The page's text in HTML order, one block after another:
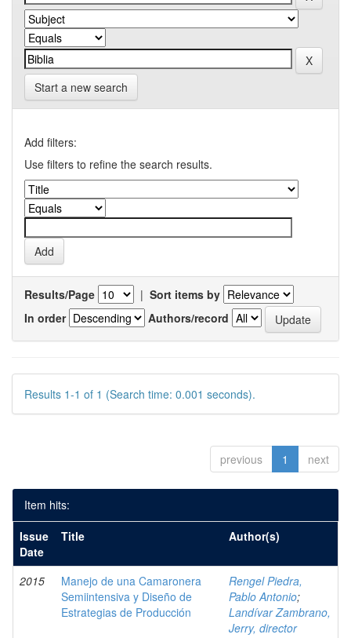
Start a new search
Add filters:
Use filters to refine the search results.
Results/Page | Sort items by
In order
Authors/record
Results 1-1 of 1 (Search time: 0.001 seconds).
previous 1 next
Item hits:
Issue
Date
Title Author(s)
2015
Manejo de una Camaronera
Semiintensiva y Diseño de
Estrategias de Producción
Rengel Piedra,
Pablo Antonio;
Landívar Zambrano,
Jerry, director